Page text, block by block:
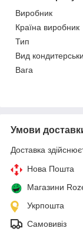
Виробник
Країна виробник
Тип
Вид
Вага
Умови
Доставка
Нова Пошта
Магазини
Укрпошта
Самовивіз